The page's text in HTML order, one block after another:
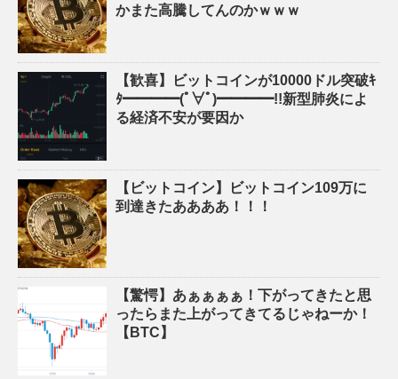
かまた高騰してんのかｗｗｗ
【歓喜】ビットコインが10000ドル突破ｷ
ﾀ━━━━(ﾟ∀ﾟ)━━━━!!新型肺炎によ
る経済不安が要因か
【ビットコイン】ビットコイン109万に
到達きたああああ！！！
【驚愕】あぁぁぁぁ！下がってきたと思
ったらまた上がってきてるじゃねーか！
【BTC】